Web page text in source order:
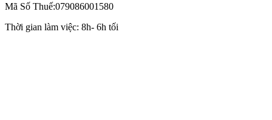
Mã Số Thuế:079086001580
Thời gian làm việc: 8h- 6h tối